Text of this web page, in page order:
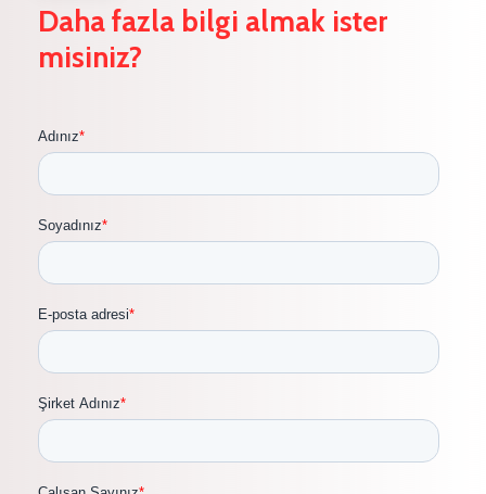
Dahafazla bilgi almak ister
misiniz?